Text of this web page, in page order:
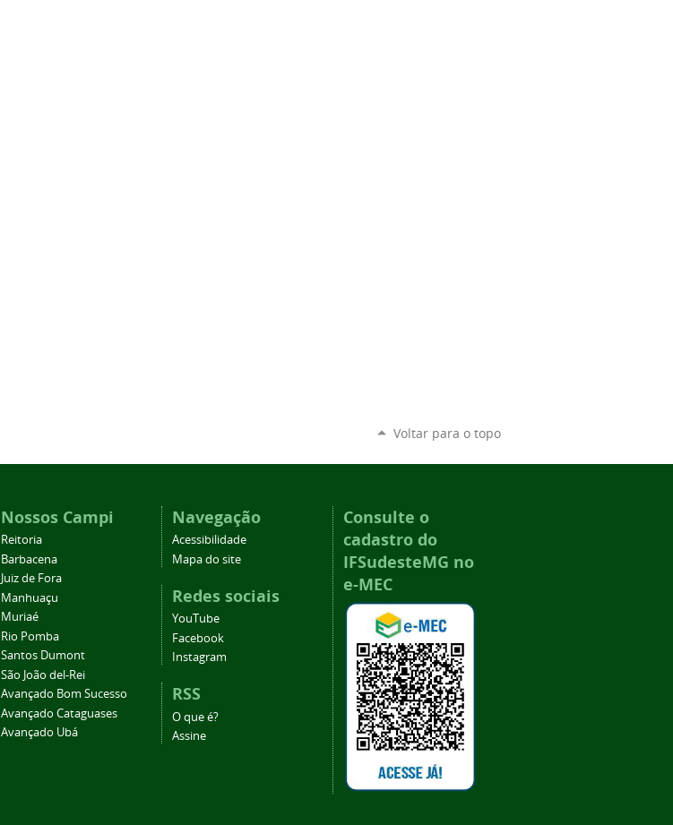
Voltar para o topo
Nossos Campi
Reitoria
Barbacena
Juiz de Fora
Manhuaçu
Muriaé
Rio Pomba
Santos Dumont
São João del-Rei
Avançado Bom Sucesso
Avançado Cataguases
Avançado Ubá
Navegação
Acessibilidade
Mapa do site
Redes sociais
YouTube
Facebook
Instagram
RSS
O que é?
Assine
Consulte o
cadastro do
IFSudesteMG no
e-MEC